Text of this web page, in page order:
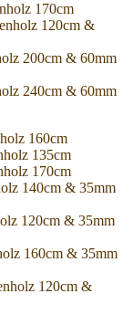
170cm
120cm &
200cm & 60mm
240cm & 60mm
160cm
135cm
170cm
140cm & 35mm
120cm & 35mm
160cm & 35mm
120cm &